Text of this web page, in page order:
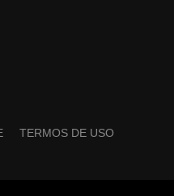
TERMOS DE USO